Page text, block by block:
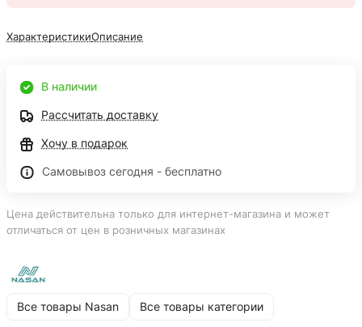
ХарактеристикиОписание
В наличии
Рассчитать доставку
Хочу в подарок
Самовывоз сегодня - бесплатно
Цена действительна только для интернет-магазина и может
отличаться от цен в розничных магазинах
Все товары Nasan Все товары категории